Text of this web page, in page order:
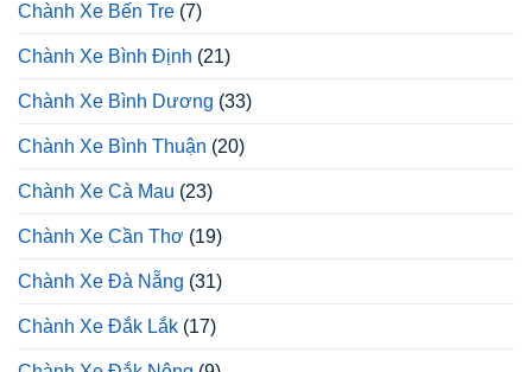
Chành Xe Bến Tre (7)
Chành Xe Bình Định (21)
Chành Xe Bình Dương (33)
Chành Xe Bình Thuận (20)
Chành Xe Cà Mau (23)
Chành Xe Cần Thơ (19)
Chành Xe Đà Nẵng (31)
Chành Xe Đắk Lắk (17)